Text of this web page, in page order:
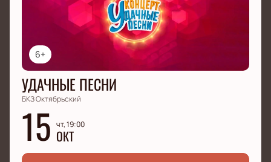
6+
УДАЧНЫЕ ПЕСНИ
БКЗ Октябрьский
15 чт, 19:00
ОКТ